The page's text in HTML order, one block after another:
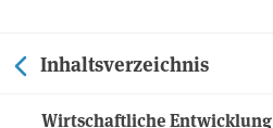
Inhaltsverzeichnis
Wirtschaftliche Entwicklung